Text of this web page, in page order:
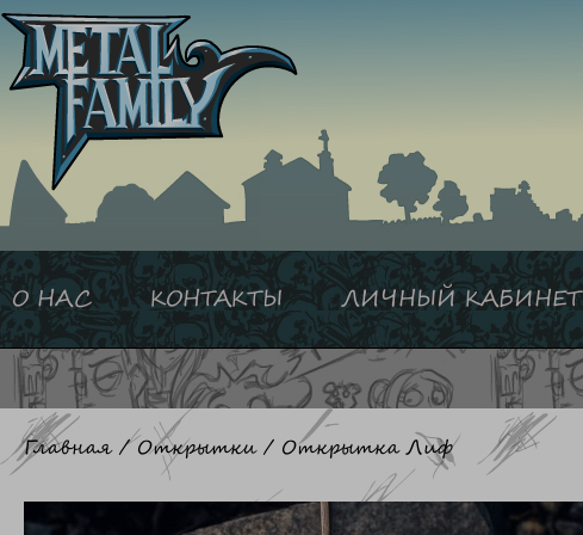
Перейти
содержимому
О НАС КОНТАКТЫ ЛИЧНЫЙ КАБИНЕТ
Главная/Открытки/ Открытка Лиф